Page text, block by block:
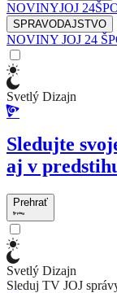
NOVINYJOJ 24
SPRAVODAJSTVO
NOVINY JOJ 24
Svetlý Dizajn
Sledujte
aj v
Prehrať
Svetlý Dizajn
Sleduj TV JOJ